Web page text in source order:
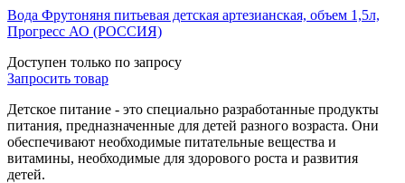
Вода Фрутоняня питьевая детская артезианская, объем 1,5л,
Прогресс АО (РОССИЯ)
Доступен только по запросу
Запросить товар
Детское питание - это специально разработанные продукты
питания, предназначенные для детей разного возраста. Они
обеспечивают необходимые питательные вещества и
витамины, необходимые для здорового роста и развития
детей.